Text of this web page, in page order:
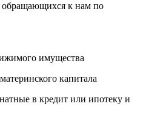
обращающихся к нам по
имущества
капитала
в кредит или ипотеку и